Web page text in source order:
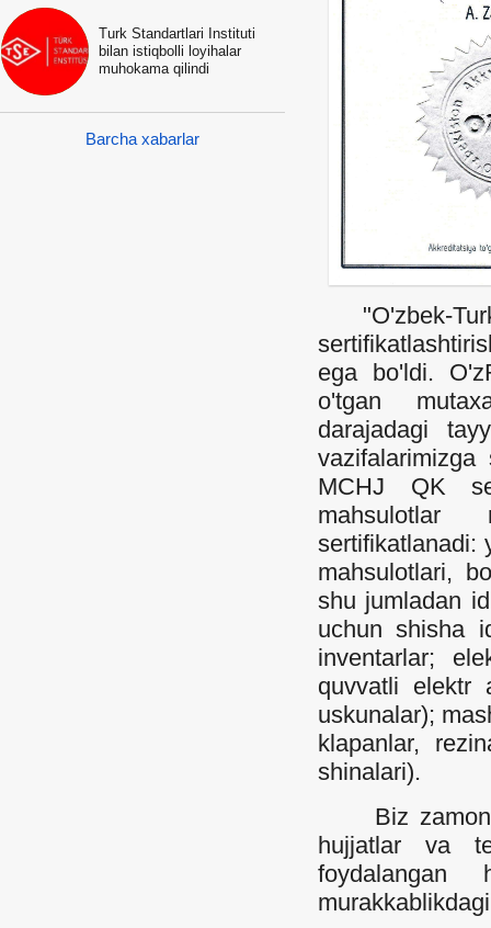
Turk Standartlari Instituti
bilan istiqbolli loyihalar
muhokama qilindi
Barcha xabarlar
"O'zbek-Turk
ega bo'ldi.
o'tgan
darajadagi
MCHJ QK
mahsulotlar
sertifikatlanadi:
mahsulotlari,
shu jumladan
uchun shisha
inventarlar;
quvvatli elektr
uskunalar);
klapanlar,
shinalari).
Biz
hujjatlar va